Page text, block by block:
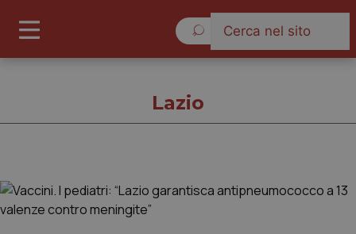
Lazio